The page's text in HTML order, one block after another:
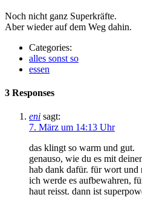
Noch nicht ganz Superkräfte.
Aber wieder auf dem Weg dahin.
Categories:
alles sonst so
essen
3 Responses
eni sagt:
7. März um 14:13 Uhr
das klingt so warm und gut.
genauso, wie du es mit
hab dank dafür. für wort und
ich werde es aufbewahren,
haut reisst. dann ist